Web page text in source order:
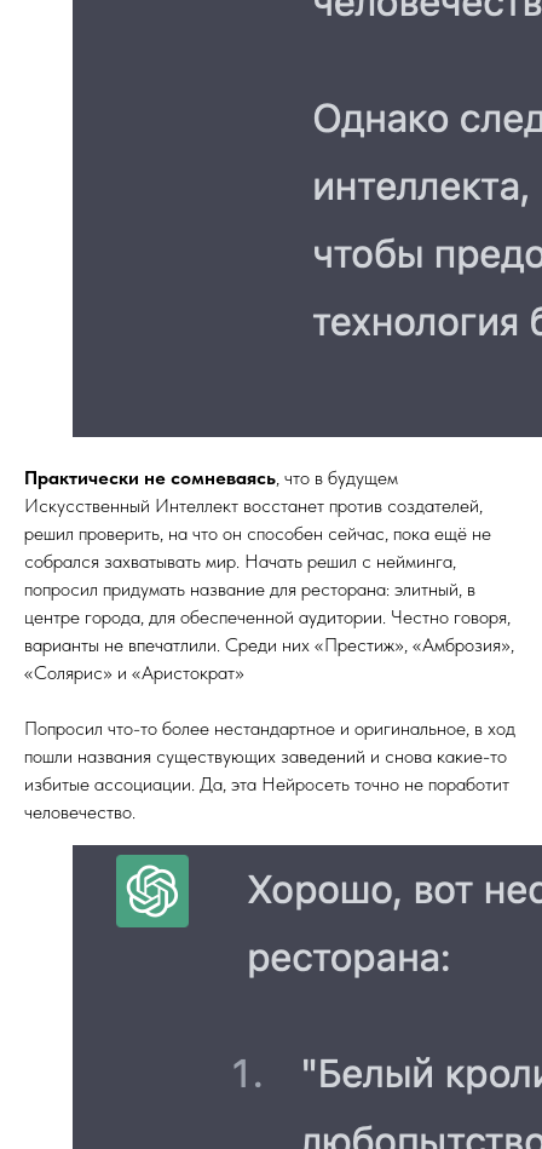
Практически не сомневаясь, что в будущем
Искусственный Интеллект восстанет против создателей,
решил проверить, на что он способен сейчас, пока ещё не
собрался захватывать мир. Начать решил с нейминга,
попросил придумать название для ресторана: элитный, в
центре города, для обеспеченной аудитории. Честно говоря,
варианты не впечатлили. Среди них «Престиж», «Амброзия»,
«Солярис» и «Аристократ»
Попросил что-то более нестандартное и оригинальное, в ход
пошли названия существующих заведений и снова какие-то
избитые ассоциации. Да, эта Нейросеть точно не поработит
человечество.